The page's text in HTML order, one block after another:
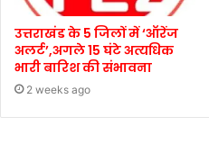
उत्तराखंड के 5 जिलों में ‘ऑरेंज
अलर्ट’,अगले 15 घंटे अत्यधिक
भारी बारिश की संभावना
2 weeks ago